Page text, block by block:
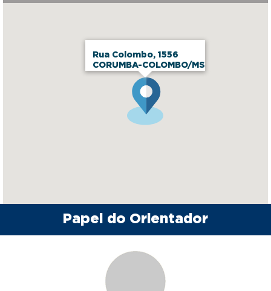
Rua Colombo, 1556
CORUMBA-COLOMBO/MS
Papel do Orientador